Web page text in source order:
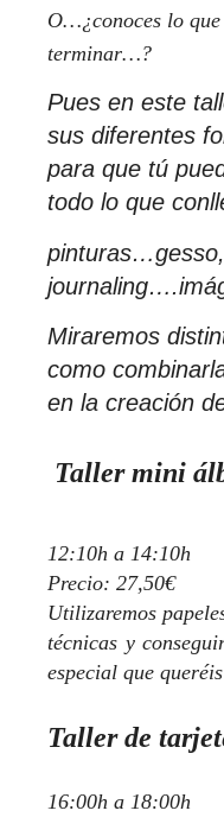
O…¿conoces lo
terminar…?
Pues en este
sus diferentes
para que tú
todo lo que
Miraremos
como
en la creación
Taller mini
12:10h a 14:10h
Precio: 27,50€
Utilizaremos
técnicas y
especial que
Taller de
16:00h a 18:00h